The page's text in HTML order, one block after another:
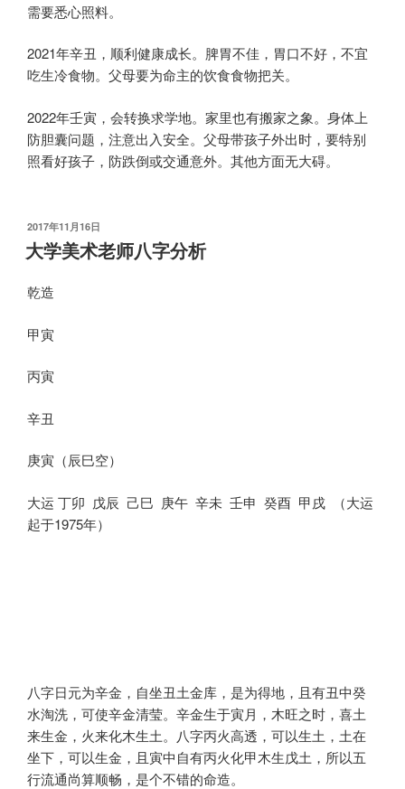
需要悉心照料。
2021年辛丑，顺利健康成长。脾胃不佳，胃口不好，不宜
吃生冷食物。父母要为命主的饮食食物把关。
2022年壬寅，会转换求学地。家里也有搬家之象。身体上
防胆囊问题，注意出入安全。父母带孩子外出时，要特别
照看好孩子，防跌倒或交通意外。其他方面无大碍。
发
布
于
2017年11月16日
大学美术老师八字分析
乾造
甲寅
丙寅
辛丑
庚寅（辰巳空）
大运 丁卯 戊辰 己巳 庚午 辛未 壬申 癸酉 甲戌 （大运
起于1975年）
八字日元为辛金，自坐丑土金库，是为得地，且有丑中癸
水淘洗，可使辛金清莹。辛金生于寅月，木旺之时，喜土
来生金，火来化木生土。八字丙火高透，可以生土，土在
坐下，可以生金，且寅中自有丙火化甲木生戊土，所以五
行流通尚算顺畅，是个不错的命造。